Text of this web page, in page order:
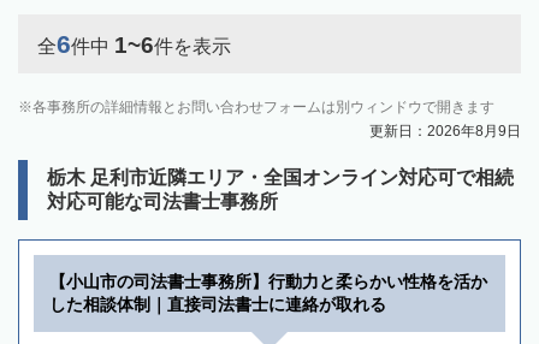
全6件中 1~6件を表示
各事務所の詳細情報とお問い合わせフォームは別ウィンドウで開きます
更新日：2026年8月9日
栃木 足利市近隣エリア・全国オンライン対応可で相続
対応可能な司法書士事務所
【小山市の司法書士事務所】行動力と柔らかい性格を活か
した相談体制｜直接司法書士に連絡が取れる